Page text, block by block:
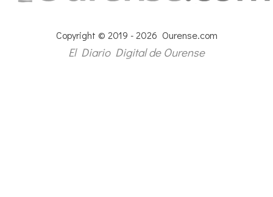
Copyright © 2019 - 2026 Ourense.com
El Diario Digital de Ourense